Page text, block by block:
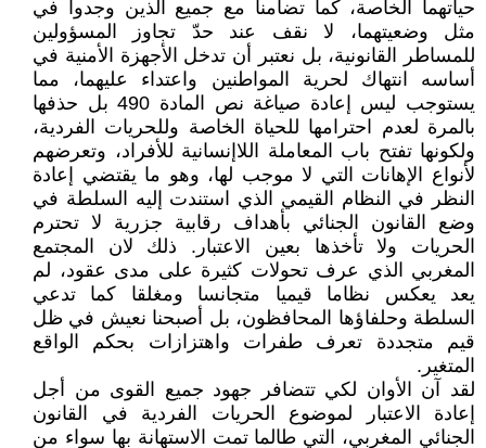
حياتهما الخاصة، كما تضامنا مع جميع الذين وجدوا في
مثل وضعيتهما، لا نقف عند حدّ تجاوز المسؤولين
للمساطر القانونية، بل نعتبر أن تدخل الأجهزة الأمنية في
أساسه انتهاك لحرية المواطنين واعتداء عليهما، مما
يستوجب ليس إعادة صياغة نص المادة 490 بل حذفها
بالمرة لعدم احترامها للحياة الخاصة وللحريات الفردية،
ولكونها تفتح باب المعاملة اللاإنسانية للأفراد، وتعرضهم
لأنواع الإهانات التي لا موجب لها، وهو ما يقتضي إعادة
النظر في النظام القيمي الذي استندت إليه السلطة في
وضع القانون الجنائي بأهداف رقابية جزرية لا تحترم
الحريات ولا تأخذها بعين الاعتبار. ذلك لان المجتمع
المغربي الذي عرف تحولات كثيرة على مدى عقود، لم
يعد يعكس نظاما قيميا متجانسا ومغلقا كما تدعي
السلطة وحلفاؤها المحافظون، بل أصبحنا نعيش في ظل
قيم متجددة تعرف طفرات واهتزازات بحكم الواقع
المتغير.
لقد آن الأوان لكي تتضافر جهود جميع القوى من أجل
إعادة الاعتبار لموضوع الحريات الفردية في القانون
الجنائي المغربي، التي طالما تمت الاستهانة بها سواء من